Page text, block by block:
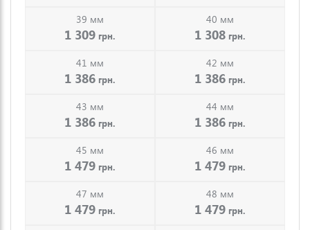
39 мм
1 309 грн.
40 мм
1 308 грн.
41 мм
1 386 грн.
42 мм
1 386 грн.
43 мм
1 386 грн.
44 мм
1 386 грн.
45 мм
1 479 грн.
46 мм
1 479 грн.
47 мм
1 479 грн.
48 мм
1 479 грн.